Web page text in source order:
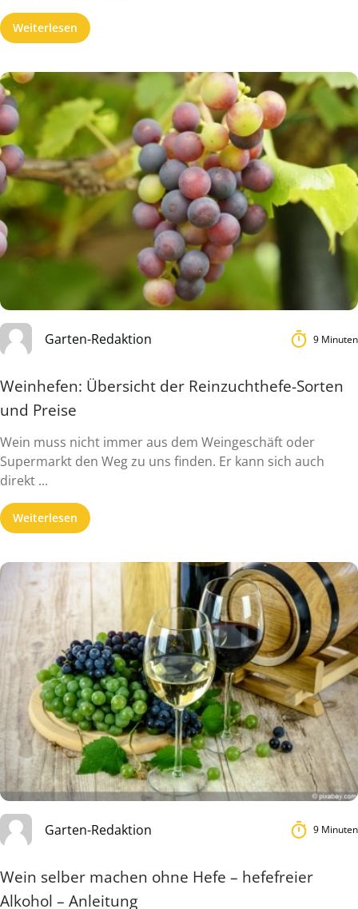
Weiterlesen
Garten-Redaktion 9 Minuten
Weinhefen: Übersicht der Reinzuchthefe-Sorten
und Preise
Wein muss nicht immer aus dem Weingeschäft oder
Supermarkt den Weg zu uns finden. Er kann sich auch
direkt ...
Weiterlesen
Garten-Redaktion 9 Minuten
Wein selber machen ohne Hefe – hefefreier
Alkohol – Anleitung